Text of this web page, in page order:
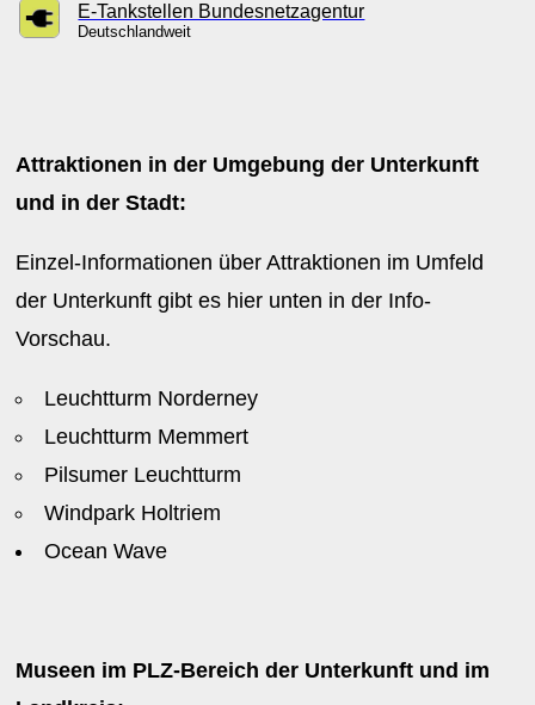
E-Tankstellen Bundesnetzagentur
Deutschlandweit
Attraktionen in der Umgebung der Unterkunft
und in der Stadt:
Einzel-Informationen über Attraktionen im Umfeld
der Unterkunft gibt es hier unten in der Info-
Vorschau.
Leuchtturm Norderney
Leuchtturm Memmert
Pilsumer Leuchtturm
Windpark Holtriem
Ocean Wave
Museen im PLZ-Bereich der Unterkunft und im